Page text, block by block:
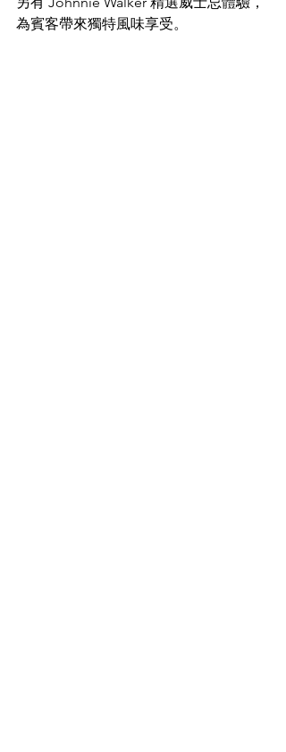
為賓客帶來獨特風味享受。